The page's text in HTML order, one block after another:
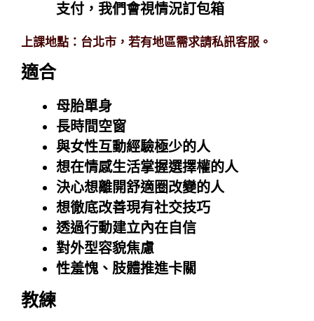
支付，我們會視情況訂包箱
上課地點：台北市，若有地區需求請私訊客服。
適合
母胎單身
長時間空窗
與女性互動經驗極少的人
想在情感生活掌握選擇權的人
決心想離開舒適圈改變的人
想徹底改善現有社交技巧
透過行動建立內在自信
對外型容貌焦慮
性羞愧、肢體推進卡關
教練